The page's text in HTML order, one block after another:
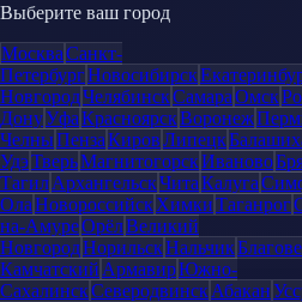
Выберите ваш город
МоскваСанкт-
ПетербургНовосибирск
НовгородЧелябинскСамараОмск
ДонуУфаКрасноярскВоронеж
ЧелныПензаКировЛипецк
УдэТверьМагнитогорскИваново
ТагилАрхангельскЧитаКалуга
ОлаНовороссийскХимкиТаганрог
на-АмуреОрёлВеликий
НовгородНорильскНальчик
Камчатский АрмавирЮжно-
СахалинскСеверодвинскАбакан